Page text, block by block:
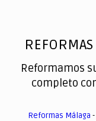
Reformamos
completo
Reformas Málaga -